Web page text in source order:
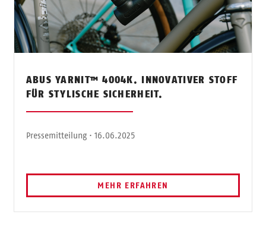
ABUS YARNIT™ 4004K. INNOVATIVER STOFF
FÜR STYLISCHE SICHERHEIT.
Pressemitteilung · 16.06.2025
MEHR ERFAHREN